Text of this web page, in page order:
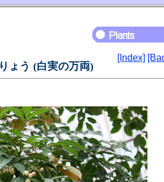
ょう (白実の万両)
[Index]